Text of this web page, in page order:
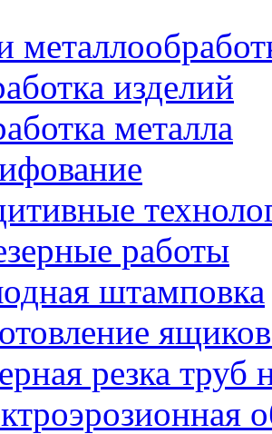
изделий
металла
работы
штамповка
резка труб